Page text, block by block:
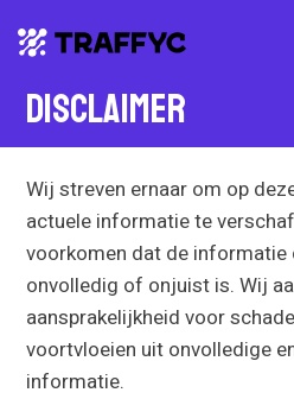
Disclaimer
Wij streven ernaar om op
actuele informatie te
voorkomen dat de informatie
onvolledig of onjuist is. Wij
aansprakelijkheid voor
voortvloeien uit onvolledige
informatie.